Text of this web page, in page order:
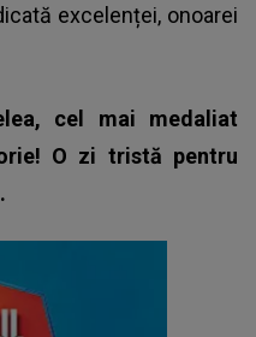
excelenței, onoarei
cel mai medaliat
O zi tristă pentru